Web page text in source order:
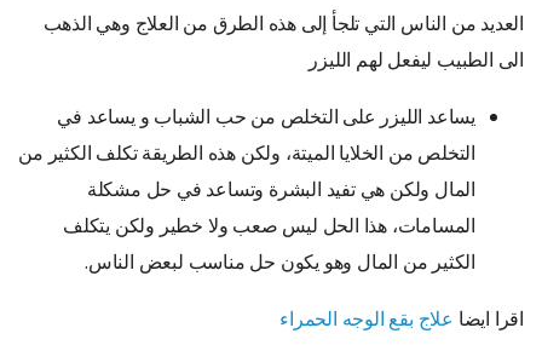
العديد من الناس التي تلجأ إلى هذه الطرق من العلاج وهي الذهب
الى الطبيب ليفعل لهم الليزر
يساعد الليزر على التخلص من حب الشباب و يساعد في
التخلص من الخلايا الميتة، ولكن هذه الطريقة تكلف الكثير من
المال ولكن هي تفيد البشرة وتساعد في حل مشكلة
المسامات، هذا الحل ليس صعب ولا خطير ولكن يتكلف
الكثير من المال وهو يكون حل مناسب لبعض الناس.
اقرا ايضا علاج بقع الوجه الحمراء